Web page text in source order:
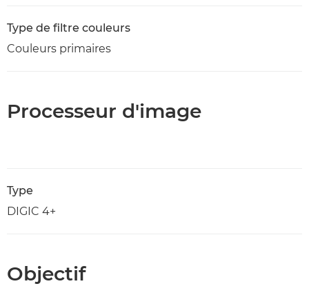
Type de filtre couleurs
Couleurs primaires
Processeur d'image
Type
DIGIC 4+
Objectif